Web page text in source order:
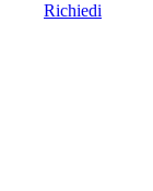
Richiedi